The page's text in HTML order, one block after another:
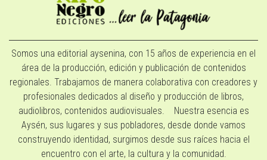
Somos una editorial aysenina, con 15 años de experiencia en el
área de la producción, edición y publicación de contenidos
regionales. Trabajamos de manera colaborativa con creadores y
profesionales dedicados al diseño y producción de libros,
audiolibros, contenidos audiovisuales. Nuestra esencia es
Aysén, sus lugares y sus pobladores, desde donde vamos
construyendo identidad, surgimos desde sus raíces hacia el
encuentro con el arte, la cultura y la comunidad.